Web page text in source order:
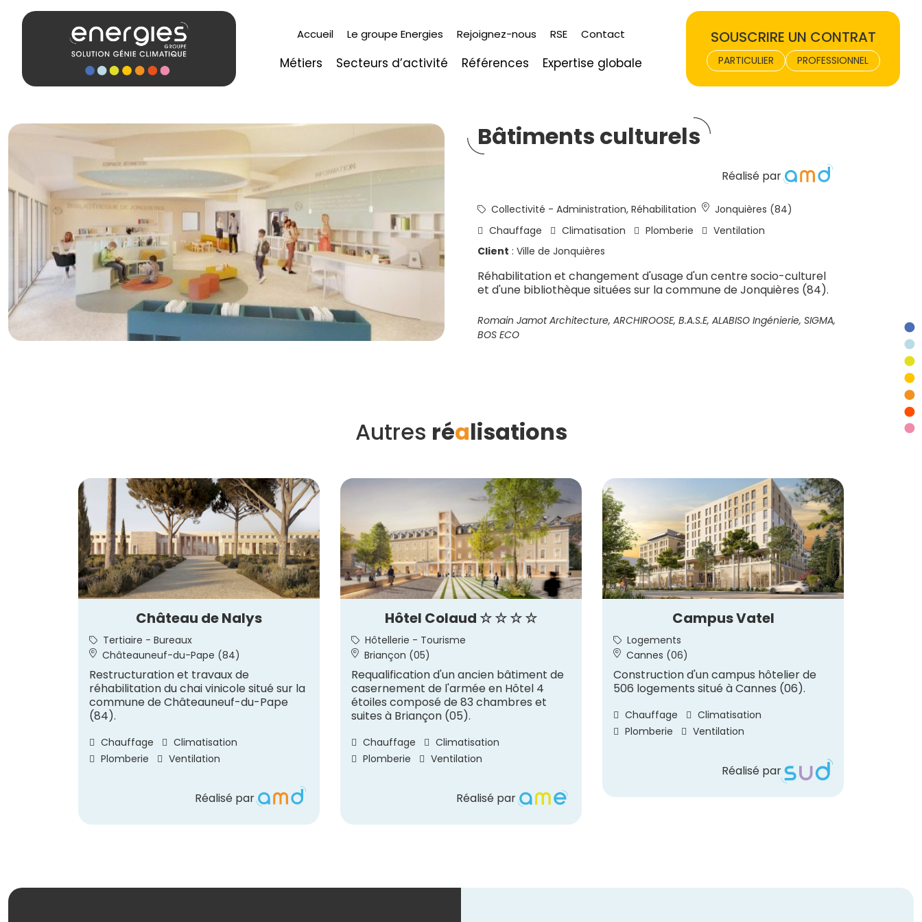
Accueil Le groupe Energies Rejoignez-nous RSE Contact
Métiers Secteurs d’activité Références Expertise globale
SOUSCRIRE UN CONTRAT
PARTICULIER PROFESSIONNEL
Bâtiments culturels
Réalisé par
Collectivité - Administration, Réhabilitation
Jonquières (84)
Chauffage
Climatisation Plomberie
Ventilation
Client : Ville de Jonquières
Réhabilitation et changement d'usage d'un centre socio-culturel
et d'une bibliothèque situées sur la commune de Jonquières (84).
Romain Jamot Architecture, ARCHIROOSE, B.A.S.E, ALABISO Ingénierie, SIGMA,
BOS ECO
Autres réalisations
Château de Nalys
Tertiaire - Bureaux
Châteauneuf-du-Pape (84)
Restructuration et travaux de
réhabilitation du chai vinicole situé sur la
commune de Châteauneuf-du-Pape
(84).
Chauffage
Climatisation
Plomberie
Ventilation
Réalisé par
Hôtel Colaud ☆ ☆ ☆ ☆
Hôtellerie - Tourisme
Briançon (05)
Requalification d'un ancien bâtiment de
casernement de l'armée en Hôtel 4
étoiles composé de 83 chambres et
suites à Briançon (05).
Chauffage
Climatisation
Plomberie
Ventilation
Réalisé par
Campus Vatel
Logements
Cannes (06)
Construction d'un campus hôtelier de
506 logements situé à Cannes (06).
Chauffage
Climatisation
Plomberie
Ventilation
Réalisé par